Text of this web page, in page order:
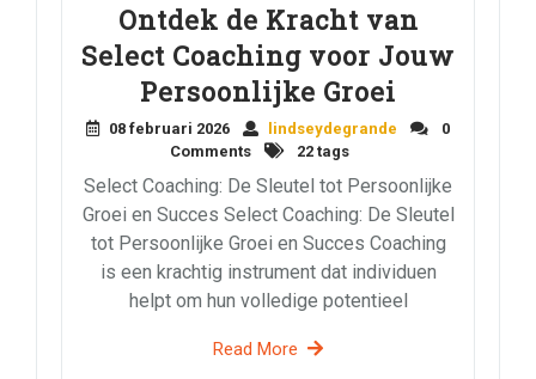
Ontdek de Kracht van
Select Coaching voor Jouw
Persoonlijke Groei
08 februari 2026 lindseydegrande
0
Comments
22 tags
Select Coaching: De Sleutel tot Persoonlijke
Groei en Succes Select Coaching: De Sleutel
tot Persoonlijke Groei en Succes Coaching
is een krachtig instrument dat individuen
helpt om hun volledige potentieel
Read More